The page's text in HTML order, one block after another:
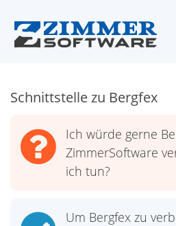
Schnittstelle zu Bergfex
Ich würde gerne
ZimmerSoftware
ich tun?
Um Bergfex zu